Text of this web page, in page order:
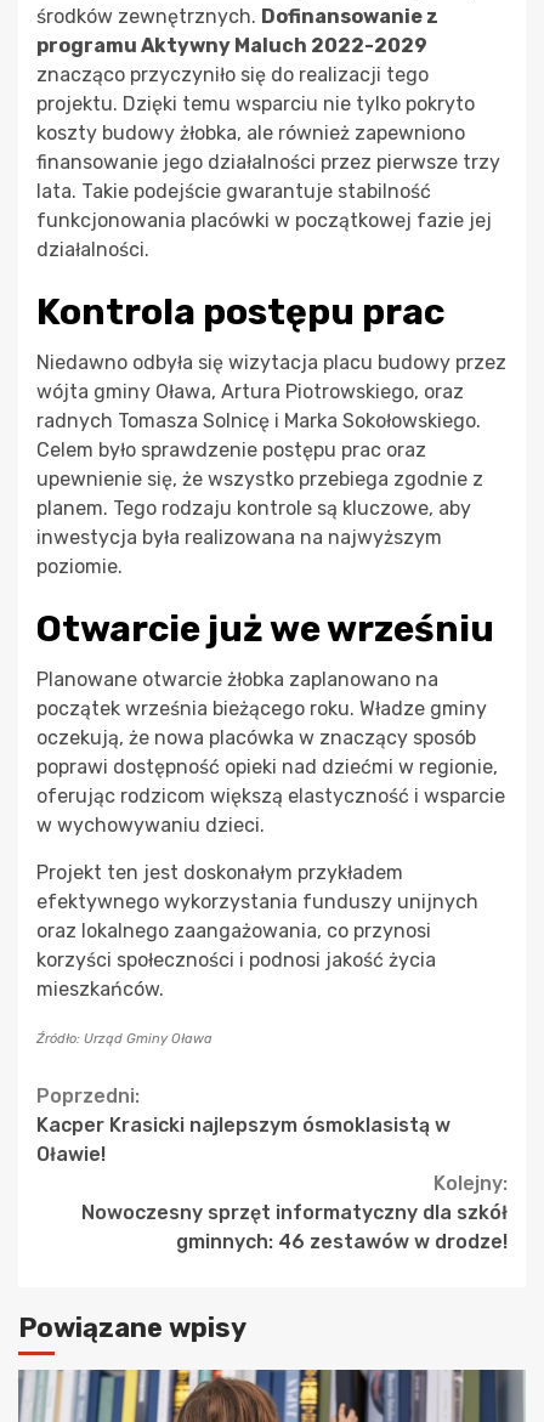
środków zewnętrznych. Dofinansowanie z
programu Aktywny Maluch 2022-2029
znacząco przyczyniło się do realizacji tego
projektu. Dzięki temu wsparciu nie tylko pokryto
koszty budowy żłobka, ale również zapewniono
finansowanie jego działalności przez pierwsze trzy
lata. Takie podejście gwarantuje stabilność
funkcjonowania placówki w początkowej fazie jej
działalności.
Kontrola postępu prac
Niedawno odbyła się wizytacja placu budowy przez
wójta gminy Oława, Artura Piotrowskiego, oraz
radnych Tomasza Solnicę i Marka Sokołowskiego.
Celem było sprawdzenie postępu prac oraz
upewnienie się, że wszystko przebiega zgodnie z
planem. Tego rodzaju kontrole są kluczowe, aby
inwestycja była realizowana na najwyższym
poziomie.
Otwarcie już we wrześniu
Planowane otwarcie żłobka zaplanowano na
początek września bieżącego roku. Władze gminy
oczekują, że nowa placówka w znaczący sposób
poprawi dostępność opieki nad dziećmi w regionie,
oferując rodzicom większą elastyczność i wsparcie
w wychowywaniu dzieci.
Projekt ten jest doskonałym przykładem
efektywnego wykorzystania funduszy unijnych
oraz lokalnego zaangażowania, co przynosi
korzyści społeczności i podnosi jakość życia
mieszkańców.
Źródło: Urząd Gminy Oława
Continue
Reading
Poprzedni:
Kacper Krasicki najlepszym ósmoklasistą w
Oławie!
Kolejny:
Nowoczesny sprzęt informatyczny dla szkół
gminnych: 46 zestawów w drodze!
Powiązane wpisy